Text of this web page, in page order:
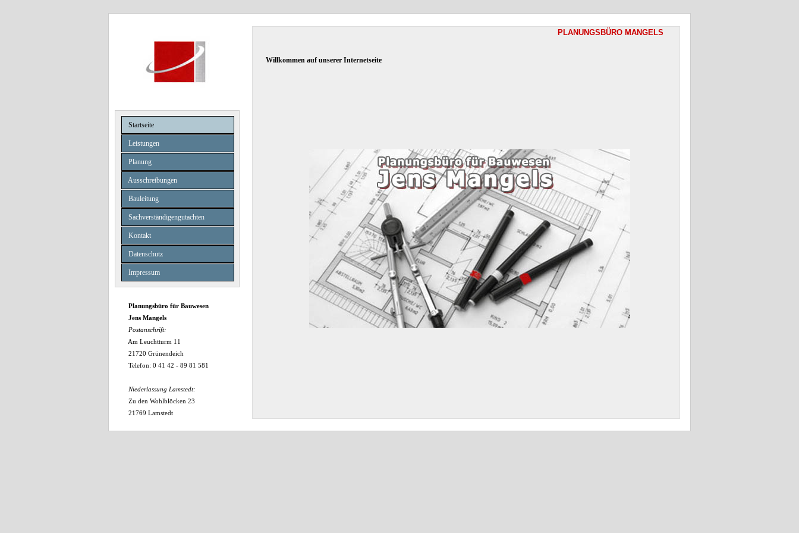
Startseite
Leistungen
Planung
Ausschreibungen
Bauleitung
Sachverständigengutachten
Kontakt
Datenschutz
Impressum
Planungsbüro für Bauwesen
Jens Mangels
Postanschrift:
Am Leuchtturm 11
21720 Grünendeich
Telefon: 0 41 42 - 89 81 581
Niederlassung Lamstedt:
Zu den Wohlblöcken 23
21769 Lamstedt
PLANUNGSBÜRO MANGELS
Willkommen auf unserer Internetseite